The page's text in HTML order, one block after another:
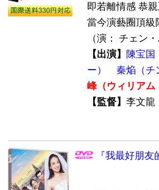
即若離情感 恭
當今演藝圈頂級
（演： チェン
【出演】
陳宝国
ー）
秦焔（チ
峰（ウィリアム
【監督】 李文
『我最好朋